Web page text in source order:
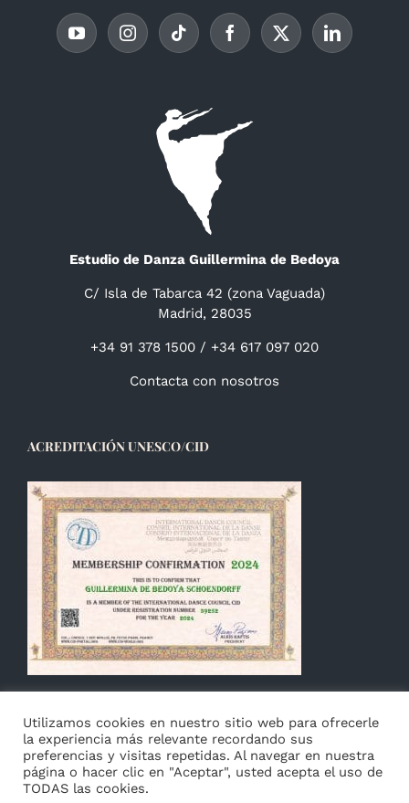
Estudio de Danza Guillermina de Bedoya
C/ Isla de Tabarca 42 (zona Vaguada)
Madrid, 28035
+34 91 378 1500 / +34 617 097 020
Contacta con nosotros
ACREDITACIÓN UNESCO/CID
© Copyright 2014 -
Utilizamos cookies en nuestro sitio web para ofrecerle
la experiencia más relevante recordando sus
preferencias y visitas repetidas. Al navegar en nuestra
página o hacer clic en "Aceptar", usted acepta el uso de
TODAS las cookies.